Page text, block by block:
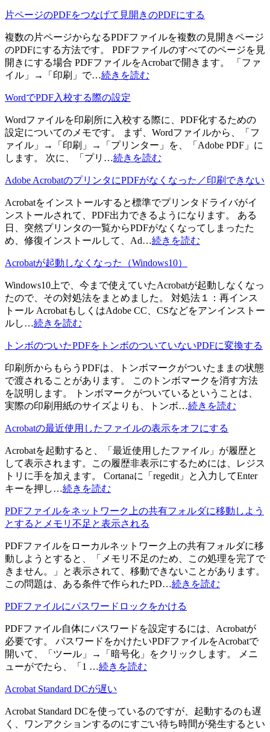
片ページのPDFをつなげて見開きのPDFにする
複数の片ページからなるPDFファイルを複数の見開きページ
のPDFにする方法です。 PDFファイルのすべてのページを見
開きにする場合 PDFファイルをAcrobatで開きます。 「ファ
イル」→「印刷」で…続きを読む
WordでPDF入校する際の設定
Wordファイルを印刷所に入校する際に、PDF化するための
設定についてのメモです。 まず、Wordファイルから、「フ
ァイル」→「印刷」→「プリンター」を、「Adobe PDF」に
します。 次に、「プリ…続きを読む
Adobe AcrobatのプリンタにPDFがなくなった／印刷できない
Acrobatをインストールすると標準でプリンタドライバがイ
ンストールされて、PDF出力できるようになります。 ある
日、突然プリンタの一覧からPDFがなくなってしまったた
め、修復インストールして、Ad…続きを読む
Acrobatが起動しなくなった（Windows10）
Windows10上で、今まで使えていたAcrobatが起動しなくなっ
たので、その対処法をまとめました。 対処法１：再インス
トール AcrobatもしくはAdobe CC、CSなどをアンインストー
ルし…続きを読む
トンボのついたPDFをトンボのついていないPDFに変換する
印刷所からもらうPDFは、トンボマークがついたままの状態
で渡されることがあります。 このトンボマークを消す方法
を説明します。 トンボマークがついているということは、
実際の印刷用紙のサイズよりも、トンボ…続きを読む
Acrobatの最近使用したファイルの表示をオフにする
Acrobatを起動すると、「最近使用したファイル」が履歴と
して表示されます。この履歴非表示にするためには、レジス
トリに手を加えます。 Cortanaに「regedit」と入力してEnter
キーを押し…続きを読む
PDFファイルをネットワーク上の共有フォルダに移動しよう
とするとメモリ不足と表示される
PDFファイルをローカルネットワーク上の共有フォルダに移
動しようとすると、「メモリ不足のため、この処理を完了で
きません。」と表示されて、移動できないことがあります。
この問題は、ある条件で作られたPD…続きを読む
PDFファイルにパスワードロックをかける
PDFファイル自体にパスワードを設定するには、Acrobatが
必要です。 パスワードをかけたいPDFファイルをAcrobatで
開いて、「ツール」→「暗号化」をクリックします。 メニ
ューがでたら、「1 …続きを読む
Acrobat Standard DCが遅い
Acrobat Standard DCを使っているのですが、起動するのも遅
く、ワンアクションするのにすごい待ち時間が発生するとい